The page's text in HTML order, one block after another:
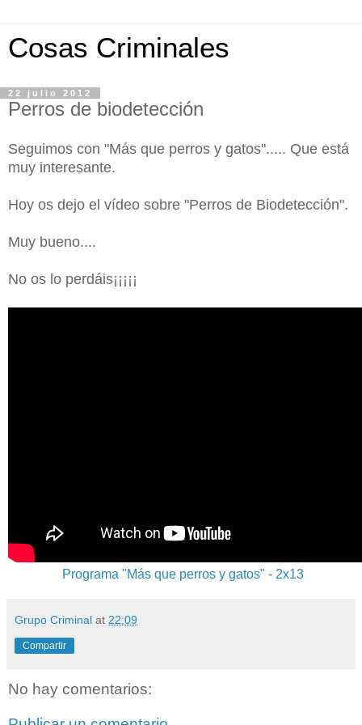
Cosas Criminales
22 julio 2012
Perros de biodetección
Seguimos con "Más que perros y gatos"..... Que está
muy interesante.
Hoy os dejo el vídeo sobre "Perros de Biodetección".
Muy bueno....
No os lo perdáis¡¡¡¡¡
Programa "Más que perros y gatos" - 2x13
Grupo Criminal at 22:09
Compartir
No hay comentarios: